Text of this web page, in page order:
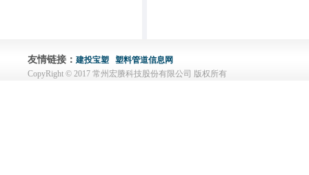
友情链接： 建投宝塑
塑料管道信息网
CopyRight © 2017 常州宏賸科技股份有限公司 版权所有